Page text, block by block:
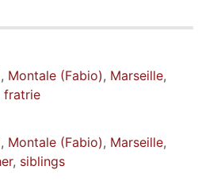
, Montale (Fabio), Marseille,
fratrie
, Montale (Fabio), Marseille,
, siblings